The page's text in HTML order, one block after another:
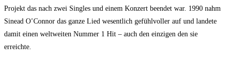
Projekt das nach zwei Singles und einem Konzert beendet war. 1990 nahm
Sinead O’Connor das ganze Lied wesentlich gefühlvoller auf und landete
damit einen weltweiten Nummer 1 Hit – auch den einzigen den sie
erreichte.